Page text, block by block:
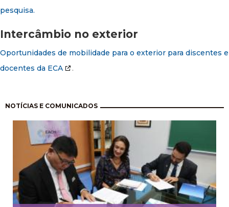
pesquisa.
Intercâmbio no exterior
Oportunidades de mobilidade para o exterior para discentes e
docentes da ECA
.
NOTÍCIAS E COMUNICADOS
Paginación